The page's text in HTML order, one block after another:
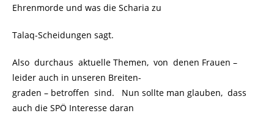
Ehrenmorde und was die Scharia zu
Talaq-Scheidungen sagt.
Also durchaus aktuelle Themen, von denen Frauen –
leider auch in unseren Breiten-
graden – betroffen sind. Nun sollte man glauben, dass
auch die SPÖ Interesse daran